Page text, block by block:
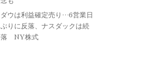
ダウは利益確定売り…6営業日
ぶりに反落、ナスダックは続
落 NY株式